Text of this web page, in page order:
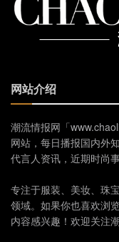
网站介绍
潮流情报网「
网站，每日播报国内外
代言人资讯，近期时尚
专注于服装、美妆、珠
领域。如果你也喜欢浏
内容感兴趣！欢迎关注